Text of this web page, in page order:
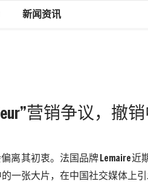
新闻资讯
营销争议，撤
离其初衷。法国品牌 Lemaire近
的一张大片，在中国社交媒体上引